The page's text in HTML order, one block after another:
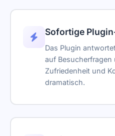
Sofortige
Das Plugin
auf
Zufriedenheit und
dramatisch.